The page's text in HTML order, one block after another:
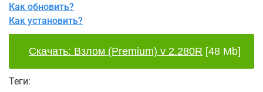
Как обновить?
Как установить?
Скачать: Взлом (Premium) v 2.280R [48 Mb]
Теги: